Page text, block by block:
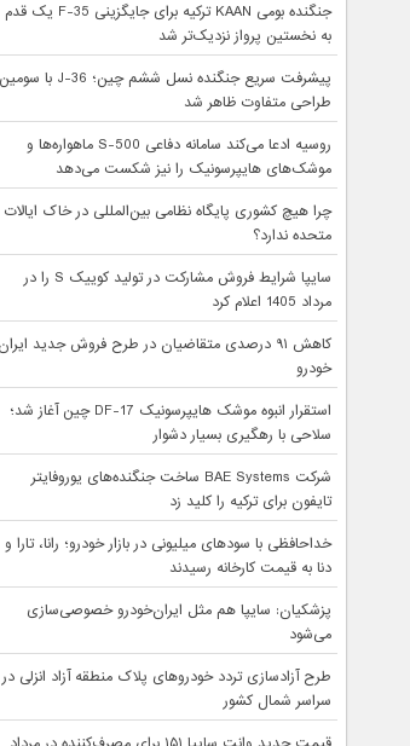
جنگنده بومی KAAN ترکیه برای جایگزینی F-35 یک قدم
به نخستین پرواز نزدیک‌تر شد
پیشرفت سریع جنگنده نسل ششم چین؛ J-36 با سومین
طراحی متفاوت ظاهر شد
روسیه ادعا می‌کند سامانه دفاعی S-500 ماهواره‌ها و
موشک‌های هایپرسونیک را نیز شکست می‌دهد
چرا هیچ کشوری پایگاه نظامی بین‌المللی در خاک ایالات
متحده ندارد؟
سایپا شرایط فروش مشارکت در تولید کوییک S را در
مرداد 1405 اعلام کرد
کاهش ۹۱ درصدی متقاضیان در طرح فروش جدید ایران
خودرو
استقرار انبوه موشک هایپرسونیک DF-17 چین آغاز شد؛
سلاحی با رهگیری بسیار دشوار
شرکت BAE Systems ساخت جنگنده‌های یوروفایتر
تایفون برای ترکیه را کلید زد
خداحافظی با سودهای میلیونی در بازار خودرو؛ رانا، تارا و
دنا به قیمت کارخانه رسیدند
پزشکیان: سایپا هم مثل ایران‌خودرو خصوصی‌سازی
می‌شود
طرح آزادسازی تردد خودروهای پلاک منطقه آزاد انزلی در
سراسر شمال کشور